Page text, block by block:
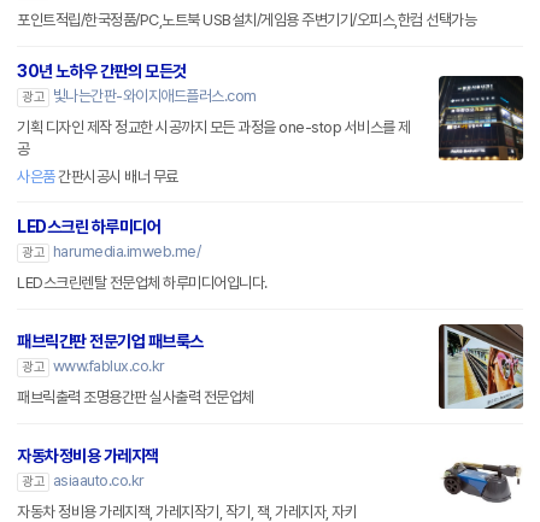
포인트적립/한국정품/PC,노트북 USB설치/게임용 주변기기/오피스,한컴 선택가능
30년 노하우 간판의 모든것
광고
빛나는간판-와이지애드플러스.com
기획 디자인 제작 정교한 시공까지 모든 과정을 one-stop 서비스를 제
공
사은품간판시공시 배너 무료
LED스크린 하루미디어
광고
harumedia.imweb.me/
LED스크린렌탈 전문업체 하루미디어입니다.
패브릭간판 전문기업 패브룩스
광고
www.fablux.co.kr
패브릭출력 조명용간판 실사출력 전문업체
자동차정비용 가레지잭
광고
asiaauto.co.kr
자동차 정비용 가레지잭, 가레지작기, 작기, 잭, 가레지자, 자키